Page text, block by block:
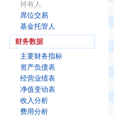
持有人
席位交易
基金托管人
财务数据
主要财务指标
资产负债表
经营业绩表
净值变动表
收入分析
费用分析